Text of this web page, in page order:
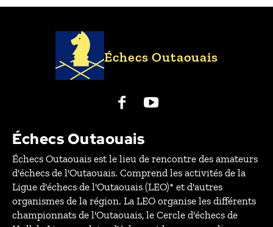
Échecs Outaouais
Échecs Outaouais
Échecs Outaouais est le lieu de rencontre des amateurs
d'échecs de l'Outaouais. Comprend les activités de la
Ligue d'échecs de l'Outaouais (LEO)* et d'autres
organismes de la région. La LEO organise les différents
championnats de l'Outaouais, le Cercle d'échecs de